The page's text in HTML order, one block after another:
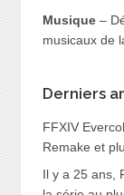
Musique–
musicaux de
Derniers
FFXIV
Remake et
Il y a 25 ans,